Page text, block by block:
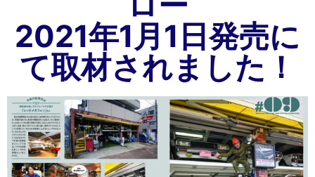
2021年1月1日発売に
て取材されました！